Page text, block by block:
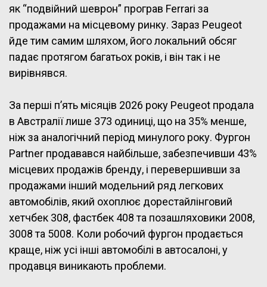
як “подвійний шеврон” програв Ferrari за
продажами на місцевому ринку. Зараз Peugeot
йде тим самим шляхом, його локальний обсяг
падає протягом багатьох років, і він так і не
вирівнявся.
За перші п’ять місяців 2026 року Peugeot продала
в Австралії лише 373 одиниці, що на 35% менше,
ніж за аналогічний період минулого року. Фургон
Partner продавався найбільше, забезпечивши 43%
місцевих продажів бренду, і перевершивши за
продажами інший модельний ряд легкових
автомобілів, який охоплює дорестайлінговий
хетчбек 308, фастбек 408 та позашляховики 2008,
3008 та 5008. Коли робочий фургон продається
краще, ніж усі інші автомобілі в автосалоні, у
продавця виникають проблеми.